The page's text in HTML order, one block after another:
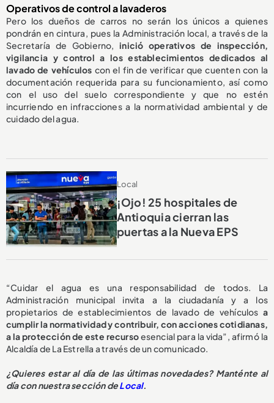
Operativos de control a lavaderos
Pero los dueños de carros no serán los únicos a quienes
pondrán en cintura, pues la Administración local, a través de la
Secretaría de Gobierno,inició operativos de inspección,
vigilancia y control a los establecimientos dedicados al
lavado de vehículos con el fin de verificar que cuenten con la
documentación requerida para su funcionamiento, así como
con el uso del suelo correspondiente y que no estén
incurriendo en infracciones a la normatividad ambiental y de
cuidado del agua.
Local
¡Ojo! 25 hospitales de
Antioquia cierran las
puertas a la Nueva EPS
“Cuidar el agua es una responsabilidad de todos. La
Administración municipal invita a la ciudadanía y a los
propietarios de establecimientos de lavado de vehículos a
cumplir la normatividad y contribuir, con acciones cotidianas,
a la protección de este recursoesencial para la vida”, afirmó la
Alcaldía de La Estrella a través de un comunicado.
¿Quieres estar al día de las últimas novedades? Manténte al
día con nuestra sección deLocal.